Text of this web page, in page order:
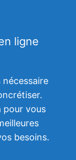
ligne
pour vous
besoins.